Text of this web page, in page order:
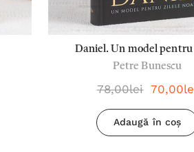
Daniel. Un model pentru
noastre - Petre
Petre Bunescu
78,00lei
Adaugă în coș